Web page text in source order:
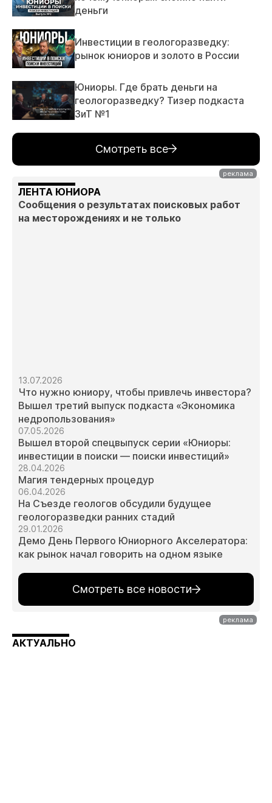
деньги
Инвестиции в геологоразведку:
рынок юниоров и золото в России
Юниоры. Где брать деньги на
геологоразведку? Тизер подкаста
ЗиТ №1
Смотреть все
ЛЕНТА ЮНИОРА
Сообщения о результатах поисковых работ
на месторождениях и не только
13.07.2026
Что нужно юниору, чтобы привлечь инвестора?
Вышел третий выпуск подкаста «Экономика
недропользования»
07.05.2026
Вышел второй спецвыпуск серии «Юниоры:
инвестиции в поиски — поиски инвестиций»
28.04.2026
Магия тендерных процедур
06.04.2026
На Съезде геологов обсудили будущее
геологоразведки ранних стадий
29.01.2026
Демо День Первого Юниорного Акселератора:
как рынок начал говорить на одном языке
Смотреть все новости
АКТУАЛЬНО